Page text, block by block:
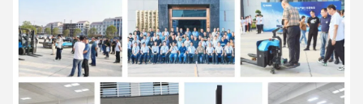
Yanming forklift